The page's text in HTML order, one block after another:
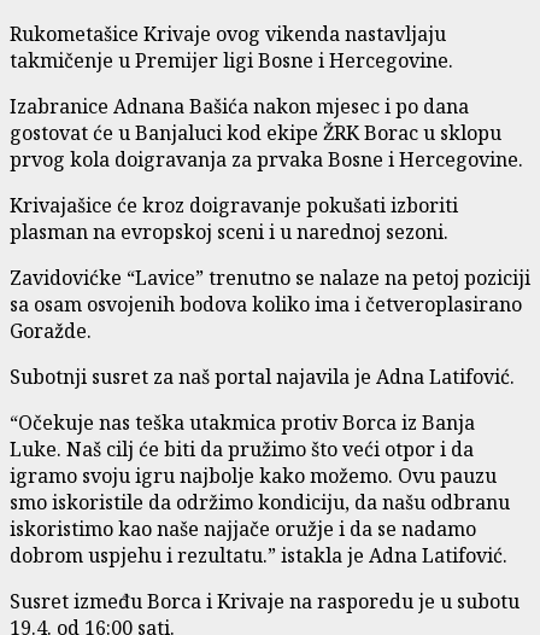
Rukometašice Krivaje ovog vikenda nastavljaju
takmičenje u Premijer ligi Bosne i Hercegovine.
Izabranice Adnana Bašića nakon mjesec i po dana
gostovat će u Banjaluci kod ekipe ŽRK Borac u sklopu
prvog kola doigravanja za prvaka Bosne i Hercegovine.
Krivajašice će kroz doigravanje pokušati izboriti
plasman na evropskoj sceni i u narednoj sezoni.
Zavidovićke “Lavice” trenutno se nalaze na petoj poziciji
sa osam osvojenih bodova koliko ima i četveroplasirano
Goražde.
Subotnji susret za naš portal najavila je Adna Latifović.
“Očekuje nas teška utakmica protiv Borca iz Banja
Luke. Naš cilj će biti da pružimo što veći otpor i da
igramo svoju igru najbolje kako možemo. Ovu pauzu
smo iskoristile da održimo kondiciju, da našu odbranu
iskoristimo kao naše najjače oružje i da se nadamo
dobrom uspjehu i rezultatu.” istakla je Adna Latifović.
Susret između Borca i Krivaje na rasporedu je u subotu
19.4. od 16:00 sati.